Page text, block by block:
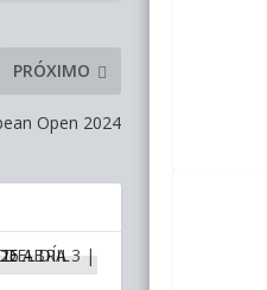
PRÓXIMO
Open 2024